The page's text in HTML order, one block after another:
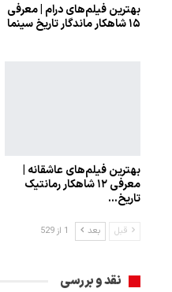
بهترین فیلم‌های درام | معرفی
۱۵ شاهکار ماندگار تاریخ سینما
بهترین فیلم‌های عاشقانه |
معرفی ۱۲ شاهکار رمانتیک
تاریخ…
قبل بعد 1 از 529
نقد و بررسی